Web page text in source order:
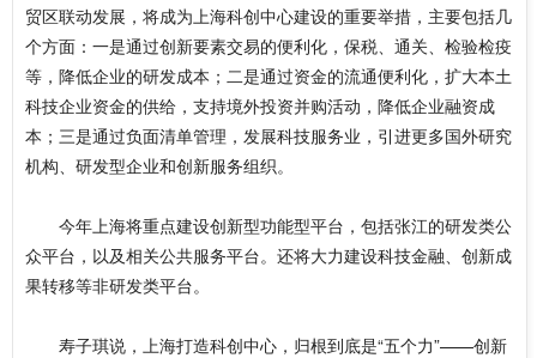
贸区联动发展，将成为上海科创中心建设的重要举措，主要包括几
个方面：一是通过创新要素交易的便利化，保税、通关、检验检疫
等，降低企业的研发成本；二是通过资金的流通便利化，扩大本土
科技企业资金的供给，支持境外投资并购活动，降低企业融资成
本；三是通过负面清单管理，发展科技服务业，引进更多国外研究
机构、研发型企业和创新服务组织。
今年上海将重点建设创新型功能型平台，包括张江的研发类公
众平台，以及相关公共服务平台。还将大力建设科技金融、创新成
果转移等非研发类平台。
寿子琪说，上海打造科创中心，归根到底是“五个力”——创新